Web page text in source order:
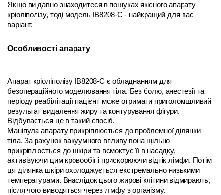
Якщо ви давно знаходитеся в пошуках якісного апарату
кріоліполізу, тоді модель IB8208-C - найкращий для вас
варіант.
Особливості апарату
Апарат кріоліполізу IB8208-C є обладнанням для
безопераційного моделювання тіла. Без болю, анестезії та
періоду реабілітації пацієнт може отримати приголомшливий
результат видалення жиру та контурування фігури.
Відбувається це в такий спосіб.
Маніпула апарату прикріплюється до проблемної ділянки
тіла. За рахунок вакуумного впливу вона щільно
прикріплюється до шкіри та всмоктує її в насадку,
активізуючи цим кровообіг і прискорюючи відтік лімфи. Потім
ця ділянка шкіри охолоджується екстремально низькими
температурами. Внаслідок цього жирові клітини відмирають,
після чого виводяться через лімфу з організму.